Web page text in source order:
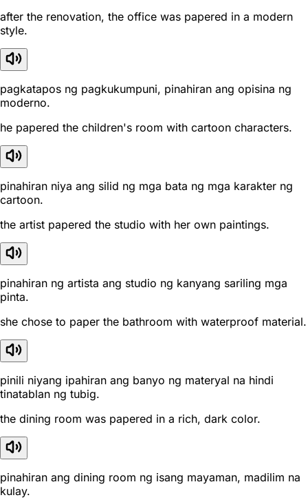
after the renovation, the office was papered in a modern
style.
pagkatapos ng pagkukumpuni, pinahiran ang opisina ng
moderno.
he papered the children's room with cartoon characters.
pinahiran niya ang silid ng mga bata ng mga karakter ng
cartoon.
the artist papered the studio with her own paintings.
pinahiran ng artista ang studio ng kanyang sariling mga
pinta.
she chose to paper the bathroom with waterproof material.
pinili niyang ipahiran ang banyo ng materyal na hindi
tinatablan ng tubig.
the dining room was papered in a rich, dark color.
pinahiran ang dining room ng isang mayaman, madilim na
kulay.